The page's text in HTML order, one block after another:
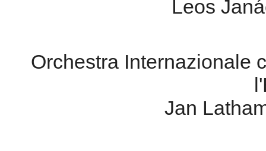
Leos
Orchestra Internazionale
Jan